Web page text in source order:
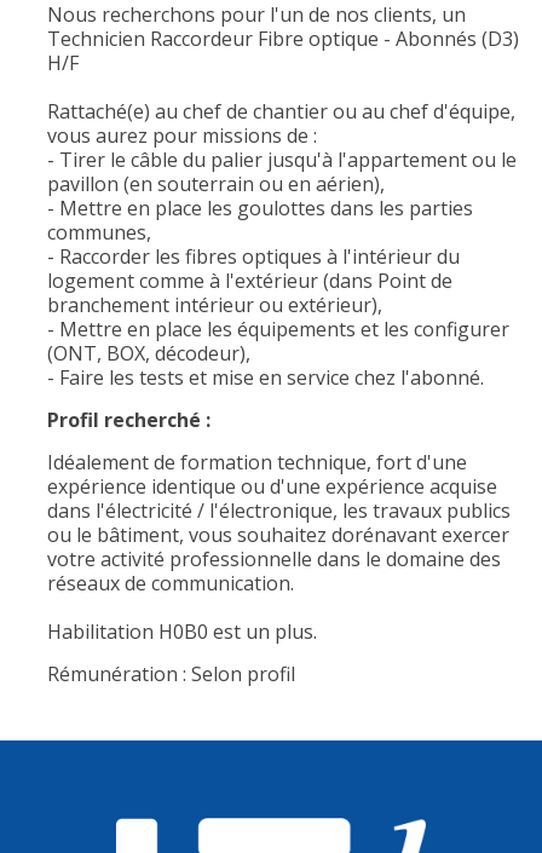
Nous recherchons pour l'un de nos clients, un
Technicien Raccordeur Fibre optique - Abonnés (D3)
H/F
Rattaché(e) au chef de chantier ou au chef d'équipe,
vous aurez pour missions de :
- Tirer le câble du palier jusqu'à l'appartement ou le
pavillon (en souterrain ou en aérien),
- Mettre en place les goulottes dans les parties
communes,
- Raccorder les fibres optiques à l'intérieur du
logement comme à l'extérieur (dans Point de
branchement intérieur ou extérieur),
- Mettre en place les équipements et les configurer
(ONT, BOX, décodeur),
- Faire les tests et mise en service chez l'abonné.
Profil recherché :
Idéalement de formation technique, fort d'une
expérience identique ou d'une expérience acquise
dans l'électricité / l'électronique, les travaux publics
ou le bâtiment, vous souhaitez dorénavant exercer
votre activité professionnelle dans le domaine des
réseaux de communication.
Habilitation H0B0 est un plus.
Rémunération : Selon profil